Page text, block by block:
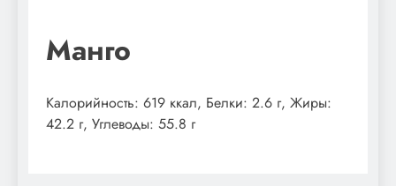
Манго
Калорийность: 619 ккал, Белки: 2.6 г, Жиры:
42.2 г, Углеводы: 55.8 г